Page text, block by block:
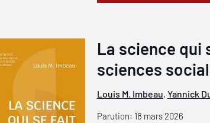
La science qui
sciences
Louis M. Imbeau, Yannick
Parution: 18 mars 2026